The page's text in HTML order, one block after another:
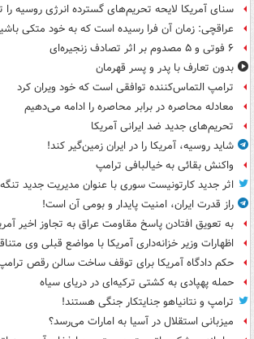
سنای آمریکا لایحه تحریم‌های گسترده انرژی روسیه
عراقچی: زمان آن فرا رسیده است که به خود متکی
۶ فوتی و ۵ مصدوم بر اثر تصادف زنجیره‌ای
بدون تعارف با پدر و پسر قهرمان
ترامپ التماس‌کننده توافقی است که خود ویران کرد
معادله محاصره در برابر محاصره را ادامه می‌دهیم
تحریم‌های جدید ضد ایرانی آمریکا
شاید روسیه، آمریکا را در ایران زمین‌گیر کند!
واکنش بقائی به خیالبافی ترامپ
اثر جدید کارتونیست سوری با عنوان مدیریت جدید
راز قدرت ایران، امنیت پایدار و بومی آن است!
به تعویق افتادن پاسخ مقاومت عراق به تجاوز اخیر
اظهارات وزیر خزانه‌داری آمریکا با مواضع قبلی وی
حکم دادگاه آمریکا برای توقف ساخت سالن رقص
حمله پهپادی به کشتی ترکیه‌ای در دریای سیاه
ترامپ و نتانیاهو جنایتکار جنگی هستند!
میزبانی استقلال در آسیا به امارات می‌رسد؟